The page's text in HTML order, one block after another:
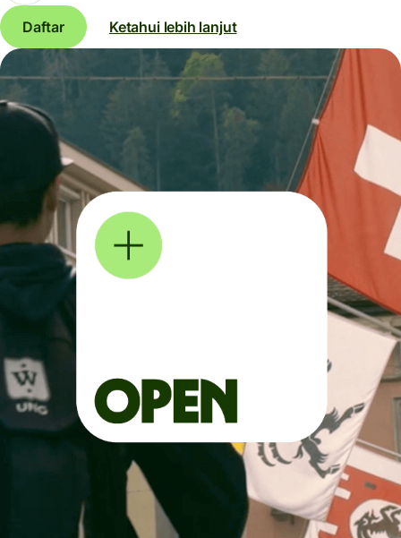
Daftar Ketahui lebih lanjut